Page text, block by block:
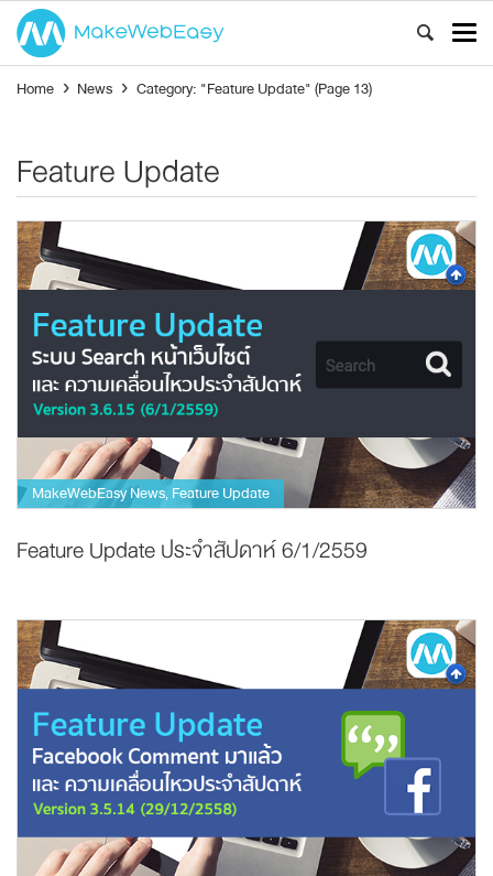
Home › News › Category: "Feature Update"(Page 13)
Feature Update
MakeWebEasy News, Feature Update
Feature Update ประจำสัปดาห์ 6/1/2559